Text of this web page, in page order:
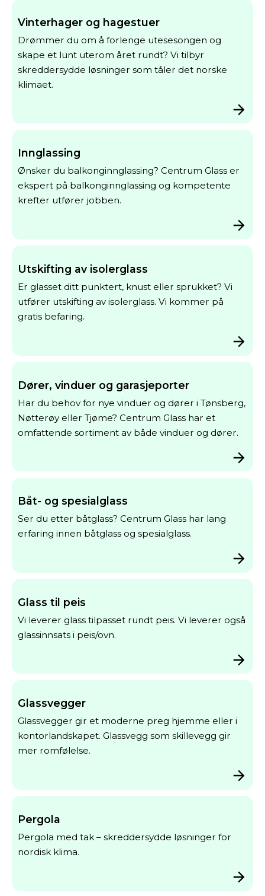
Vinterhager og hagestuer
Drømmer du om å forlenge utesesongen og
skape et lunt uterom året rundt? Vi tilbyr
skreddersydde løsninger som tåler det norske
klimaet.
Innglassing
Ønsker du balkonginnglassing? Centrum Glass er
ekspert på balkonginnglassing og kompetente
krefter utfører jobben.
Utskifting av isolerglass
Er glasset ditt punktert, knust eller sprukket? Vi
utfører utskifting av isolerglass. Vi kommer på
gratis befaring.
Dører, vinduer og garasjeporter
Har du behov for nye vinduer og dører i Tønsberg,
Nøtterøy eller Tjøme? Centrum Glass har et
omfattende sortiment av både vinduer og dører.
Båt- og spesialglass
Ser du etter båtglass? Centrum Glass har lang
erfaring innen båtglass og spesialglass.
Glass til peis
Vi leverer glass tilpasset rundt peis. Vi leverer også
glassinnsats i peis/ovn.
Glassvegger
Glassvegger gir et moderne preg hjemme eller i
kontorlandskapet. Glassvegg som skillevegg gir
mer romfølelse.
Pergola
Pergola med tak – skreddersydde løsninger for
nordisk klima.